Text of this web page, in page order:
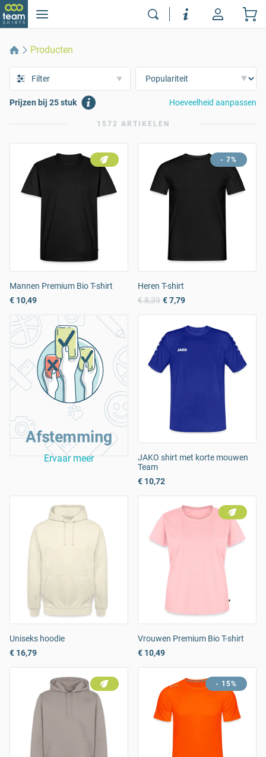
Producten
Filter
Prijzen bij 25 stuk Hoeveelheid aanpassen
1572 ARTIKELEN
Mannen Premium Bio T-shirt
€ 10,49
- 7%
Heren T-shirt
€ 8,39 € 7,79
Afstemming
Ervaar meer
JAKO shirt met korte mouwen
Team
€ 10,72
Uniseks hoodie
€ 16,79
Vrouwen Premium Bio T-shirt
€ 10,49
- 15%